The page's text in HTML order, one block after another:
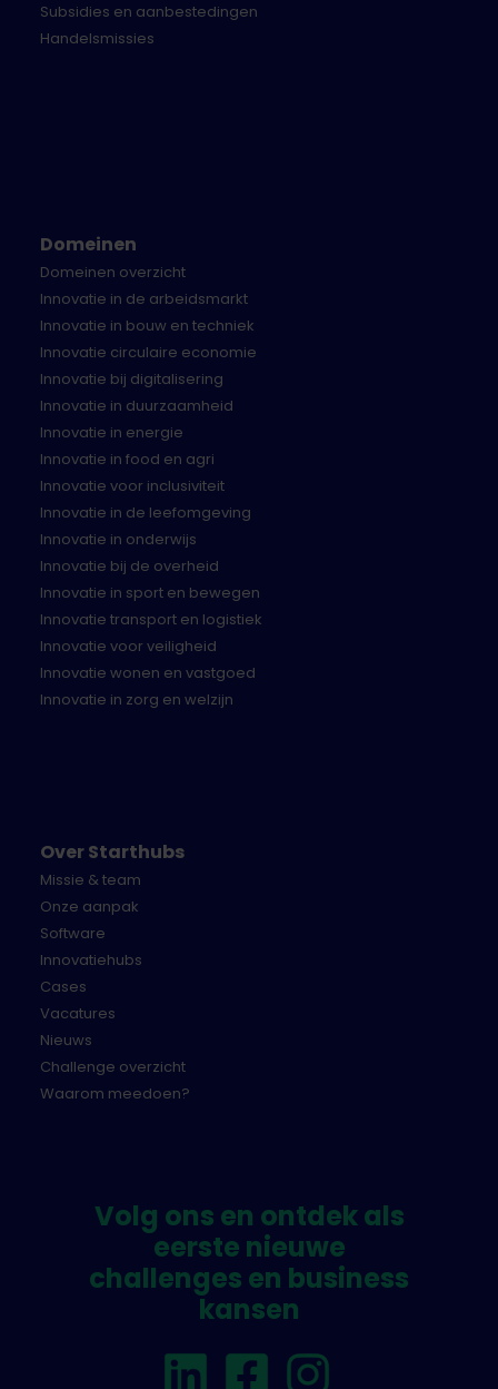
Subsidies en aanbestedingen
Handelsmissies
Domeinen
Domeinen overzicht
Innovatie in de arbeidsmarkt
Innovatie in bouw en techniek
Innovatie circulaire economie
Innovatie bij digitalisering
Innovatie in duurzaamheid
Innovatie in energie
Innovatie in food en agri
Innovatie voor inclusiviteit
Innovatie in de leefomgeving
Innovatie in onderwijs
Innovatie bij de overheid
Innovatie in sport en bewegen
Innovatie transport en logistiek
Innovatie voor veiligheid
Innovatie wonen en vastgoed
Innovatie in zorg en welzijn
Over Starthubs
Missie & team
Onze aanpak
Software
Innovatiehubs
Cases
Vacatures
Nieuws
Challenge overzicht
Waarom meedoen?
Volg ons en ontdek als
eerste nieuwe
challenges en business
kansen